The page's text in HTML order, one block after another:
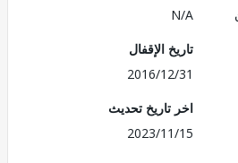
N/A
تاريخ الإقفال
2016/12/31
اخر تاريخ تحديث
2023/11/15